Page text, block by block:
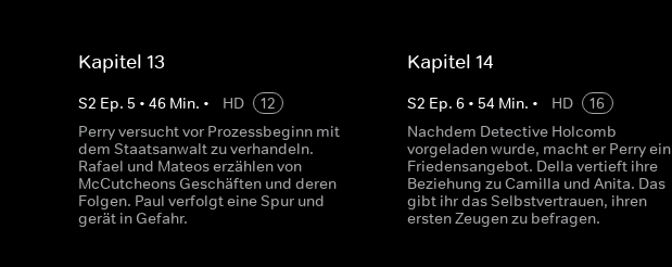
Kapitel 13
S2 Ep. 5 • 46 Min. • HD
12
Perry versucht vor Prozessbeginn mit
dem Staatsanwalt zu verhandeln.
Rafael und Mateos erzählen von
McCutcheons Geschäften und deren
Folgen. Paul verfolgt eine Spur und
gerät in Gefahr.
Kapitel 14
S2 Ep.6 • 54 Min. • HD
16
Nachdem Detective Holcomb
vorgeladen wurde, macht er Perry ein
Friedensangebot. Della vertieft ihre
Beziehung zu Camilla und Anita. Das
gibt ihr das Selbstvertrauen, ihren
ersten Zeugen zu befragen.